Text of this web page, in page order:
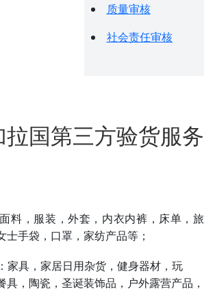
质量审核
社会责任审核
国第三方验货服务
面料，服装，外套，内衣内裤，床单，旅
士手袋，口罩，家纺产品等；
：家具，家居日用杂货，健身器材，玩
具，陶瓷，圣诞装饰品，户外露营产品，